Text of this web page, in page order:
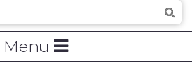
Menu